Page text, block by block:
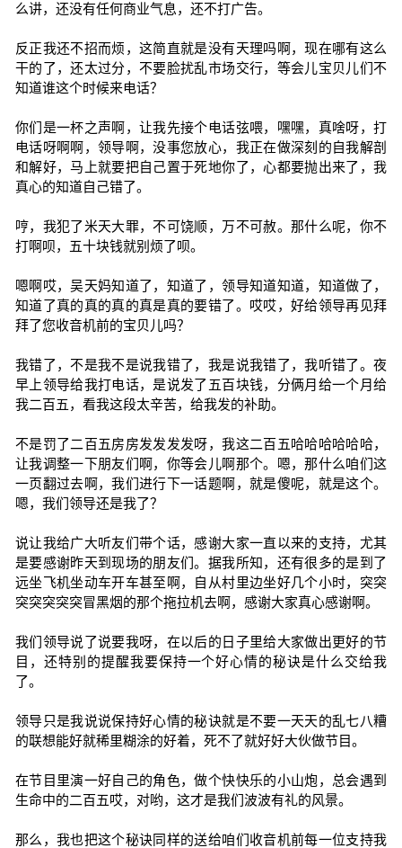
么讲，还没有任何商业气息，还不打广告。
反正我还不招而烦，这简直就是没有天理吗啊，现在哪有这么
干的了，还太过分，不要脸扰乱市场交行，等会儿宝贝儿们不
知道谁这个时候来电话？
你们是一杯之声啊，让我先接个电话弦喂，嘿嘿，真啥呀，打
电话呀啊啊，领导啊，没事您放心，我正在做深刻的自我解剖
和解好，马上就要把自己置于死地你了，心都要抛出来了，我
真心的知道自己错了。
哼，我犯了米天大罪，不可饶顺，万不可赦。那什么呢，你不
打啊呗，五十块钱就别烦了呗。
嗯啊哎，吴天妈知道了，知道了，领导知道知道，知道做了，
知道了真的真的真的真是真的要错了。哎哎，好给领导再见拜
拜了您收音机前的宝贝儿吗？
我错了，不是我不是说我错了，我是说我错了，我听错了。夜
早上领导给我打电话，是说发了五百块钱，分俩月给一个月给
我二百五，看我这段太辛苦，给我发的补助。
不是罚了二百五房房发发发发呀，我这二百五哈哈哈哈哈哈，
让我调整一下朋友们啊，你等会儿啊那个。嗯，那什么咱们这
一页翻过去啊，我们进行下一话题啊，就是傻呢，就是这个。
嗯，我们领导还是我了？
说让我给广大听友们带个话，感谢大家一直以来的支持，尤其
是要感谢昨天到现场的朋友们。据我所知，还有很多的是到了
远坐飞机坐动车开车甚至啊，自从村里边坐好几个小时，突突
突突突突突冒黑烟的那个拖拉机去啊，感谢大家真心感谢啊。
我们领导说了说要我呀，在以后的日子里给大家做出更好的节
目，还特别的提醒我要保持一个好心情的秘诀是什么交给我
了。
领导只是我说说保持好心情的秘诀就是不要一天天的乱七八糟
的联想能好就稀里糊涂的好着，死不了就好好大伙做节目。
在节目里演一好自己的角色，做个快快乐的小山炮，总会遇到
生命中的二百五哎，对哟，这才是我们波波有礼的风景。
那么，我也把这个秘诀同样的送给咱们收音机前每一位支持我